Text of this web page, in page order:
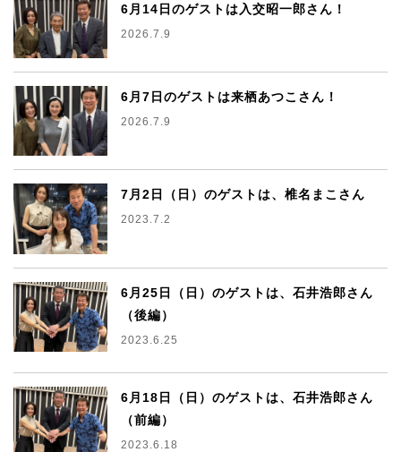
6月14日のゲストは入交昭一郎さん！
2026.7.9
6月7日のゲストは来栖あつこさん！
2026.7.9
7月2日（日）のゲストは、椎名まこさん
2023.7.2
6月25日（日）のゲストは、石井浩郎さん
（後編）
2023.6.25
6月18日（日）のゲストは、石井浩郎さん
（前編）
2023.6.18